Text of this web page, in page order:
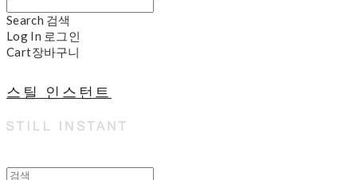
Search 검색
Log In 로그인
Cart장바구니
스틸 인스턴트